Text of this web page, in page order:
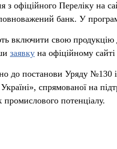
з офіційного Переліку на
банк. У
включити свою продукцію
заявку на офіційному
до постанови Уряду №130 і
спрямованої на
промислового потенціалу.